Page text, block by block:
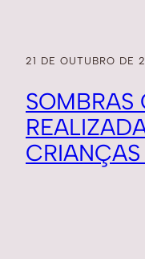
21 DE OUTUBRO DE
SOMBRAS